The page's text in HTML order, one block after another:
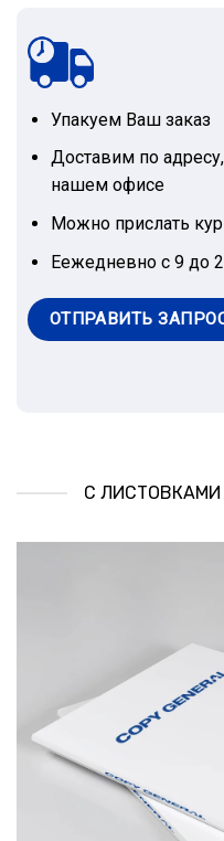
Упакуем Ваш заказ
Доставим по
нашем офисе
Можно прислать
Еежедневно с 9 до
ОТПРАВИТЬ
С